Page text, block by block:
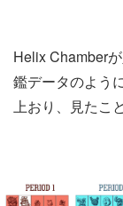
Helix Chamber
鑑データのよう
上おり、見たこ